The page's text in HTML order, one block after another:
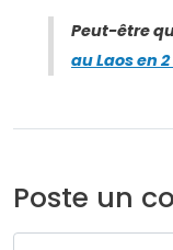
Peut-être
au Laos en
Poste un